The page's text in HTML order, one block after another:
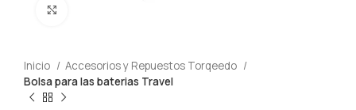
Inicio
Accesorios y Repuestos Torqeedo
Bolsa para las baterias Travel